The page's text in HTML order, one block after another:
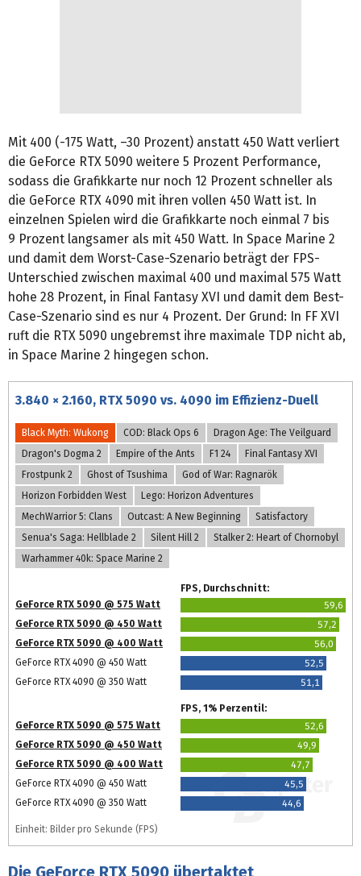
Mit 400 (-175 Watt, –30 Prozent) anstatt 450 Watt verliert
die GeForce RTX 5090 weitere 5 Prozent Performance,
sodass die Grafikkarte nur noch 12 Prozent schneller als
die GeForce RTX 4090 mit ihren vollen 450 Watt ist. In
einzelnen Spielen wird die Grafikkarte noch einmal 7 bis
9 Prozent langsamer als mit 450 Watt. In Space Marine 2
und damit dem Worst-Case-Szenario beträgt der FPS-
Unterschied zwischen maximal 400 und maximal 575 Watt
hohe 28 Prozent, in Final Fantasy XVI und damit dem Best-
Case-Szenario sind es nur 4 Prozent. Der Grund: In FF XVI
ruft die RTX 5090 ungebremst ihre maximale TDP nicht ab,
in Space Marine 2 hingegen schon.
3.840 × 2.160, RTX 5090 vs. 4090 im Effizienz-Duell
Black Myth: Wukong COD: Black Ops 6
Dragon Age: The Veilguard
Dragon's Dogma 2
Empire of the Ants F1 24
Final Fantasy XVI
Frostpunk 2
Ghost of Tsushima
God of War: Ragnarök
Horizon Forbidden West
Lego: Horizon Adventures
MechWarrior 5: Clans
Outcast: A New Beginning
Satisfactory
Senua's Saga: Hellblade 2
Silent Hill 2
Stalker 2: Heart of Chornobyl
Warhammer 40k: Space Marine 2
FPS, Durchschnitt:
GeForce RTX 5090 @ 575 Watt
59,6
GeForce RTX 5090 @ 450 Watt
57,2
GeForce RTX 5090 @ 400 Watt
56,0
GeForce RTX 4090 @ 450 Watt
52,5
GeForce RTX 4090 @ 350 Watt
51,1
FPS, 1% Perzentil:
GeForce RTX 5090 @ 575 Watt
52,6
GeForce RTX 5090 @ 450 Watt
49,9
GeForce RTX 5090 @ 400 Watt
47,7
GeForce RTX 4090 @ 450 Watt
45,5
GeForce RTX 4090 @ 350 Watt
44,6
Einheit: Bilder pro Sekunde (FPS)
Die GeForce RTX 5090 übertaktet